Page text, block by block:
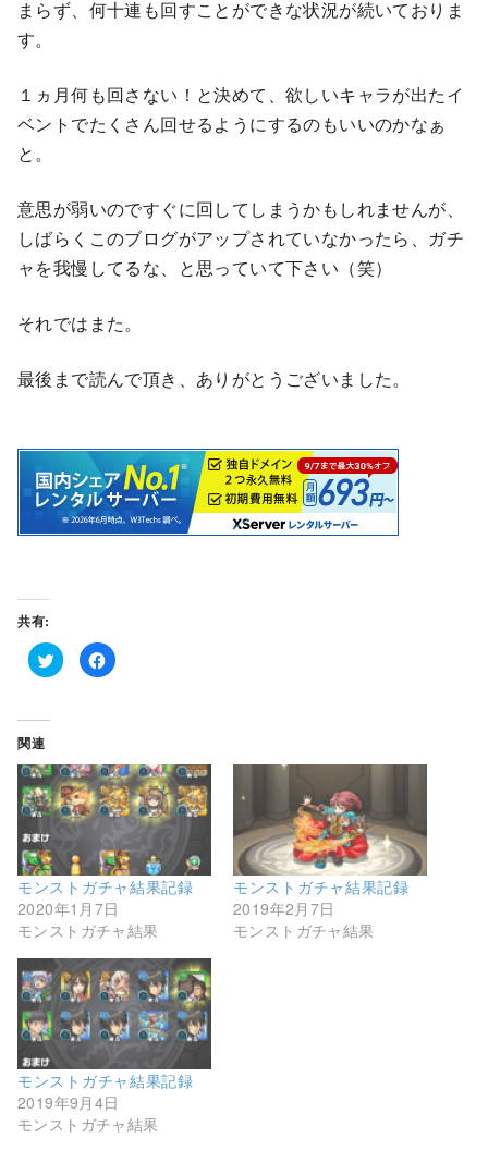
まらず、何十連も回すことができな状況が続いておりま
す。
１ヵ月何も回さない！と決めて、欲しいキャラが出たイ
ベントでたくさん回せるようにするのもいいのかなぁ
と。
意思が弱いのですぐに回してしまうかもしれませんが、
しばらくこのブログがアップされていなかったら、ガチ
ャを我慢してるな、と思っていて下さい（笑）
それではまた。
最後まで読んで頂き、ありがとうございました。
共有:
ク
リ
i
t
t
e
r
で
新
し
い
ウ
ィ
ド
ウ
で
開
き
ま
す
F
a
で
共
有
す
る
に
は
ク
リ
ッ
ク
し
て
く
だ
さ
い
(
新
し
い
ウ
ィ
ン
ド
ウ
で
開
き
関連
モンストガチャ結果記録
2020年1月7日
モンストガチャ結果
モンストガチャ結果記録
2019年2月7日
モンストガチャ結果
モンストガチャ結果記録
2019年9月4日
モンストガチャ結果